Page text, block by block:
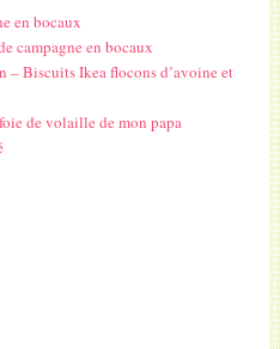
en bocaux
campagne en bocaux
– Biscuits Ikea flocons d’avoine et
de volaille de mon papa